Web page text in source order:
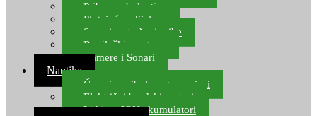
Pribor za bolentino
Plutajuća odijela
Sonari za traženje ribe
Ronilački program
Kamere i Sonari
Nautika
Čamci za ribolov, gumenjaci
Električni brodski motori
Lithium ION akumulatori